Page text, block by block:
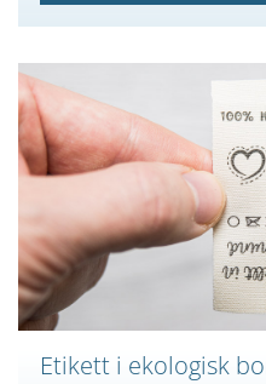
Etikett i ekologisk